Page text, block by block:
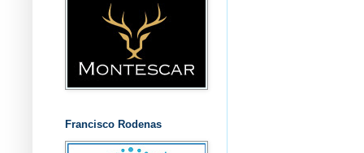
Francisco Rodenas